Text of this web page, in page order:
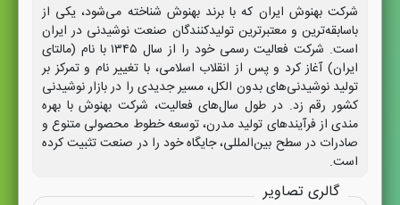
شرکت بهنوش ایران که با برند بهنوش شناخته می‌شود، یکی از
باسابقه‌ترین و معتبرترین تولیدکنندگان صنعت نوشیدنی در ایران
است. شرکت فعالیت رسمی خود را از سال ۱۳۴۵ با نام (مالتای
ایران) آغاز کرد و پس از انقلاب اسلامی، با تغییر نام و تمرکز بر
تولید نوشیدنی‌های بدون الکل، مسیر جدیدی را در بازار نوشیدنی
کشور رقم زد. در طول سال‌های فعالیت، شرکت بهنوش با بهره‌
مندی از فرآیندهای تولید مدرن، توسعه خطوط محصولی متنوع و
صادرات در سطح بین‌المللی، جایگاه خود را در صنعت تثبیت کرده
است.
گالری تصاویر